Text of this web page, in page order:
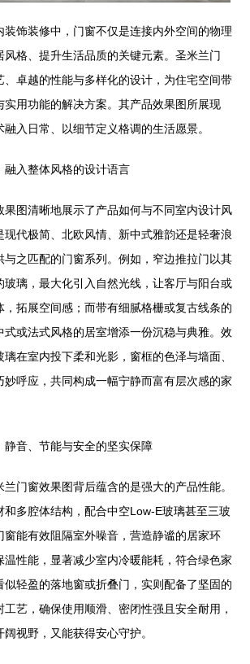
装饰装修中，门窗不仅是连接内外空间的物理
风格、提升生活品质的关键元素。圣米兰门
、卓越的性能与多样化的设计，为住宅空间带
实用功能的解决方案。其产品效果图所展现
入日常、以细节定义格调的生活愿景。
融入整体风格的设计语言
果图清晰地展示了产品如何与不同室内设计风
现代极简、北欧风情、新中式雅韵还是轻奢浪
与之匹配的门窗系列。例如，窄边推拉门以其
玻璃，最大化引入自然光线，让客厅与阳台或
，拓展空间感；而带有细腻格栅或复古线条的
式或法式风格的居室增添一份沉稳与典雅。效
在室内投下柔和光影，窗框的色泽与墙面、
妙呼应，共同构成一幅宁静而富有层次感的家
静音、节能与安全的坚实保障
兰门窗效果图背后蕴含的是强大的产品性能。
和多腔体结构，配合中空Low-E玻璃甚至三玻
窗能有效阻隔室外噪音，营造静谧的居家环
温性能，显著减少室内冷暖能耗，符合绿色家
似轻盈的落地窗或折叠门，实则配备了坚固的
艺，确保使用顺滑、密闭性强且安全耐用，
视野，又能获得安心守护。